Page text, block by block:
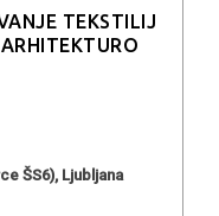
TEKSTILIJ
ŠS6), Ljubljana